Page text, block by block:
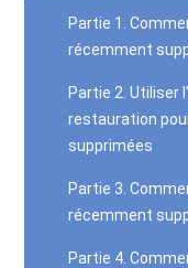
Partie 1.
récemment
Partie 2. Utiliser
restauration
supprimées
Partie 3.
récemment
Partie 4.